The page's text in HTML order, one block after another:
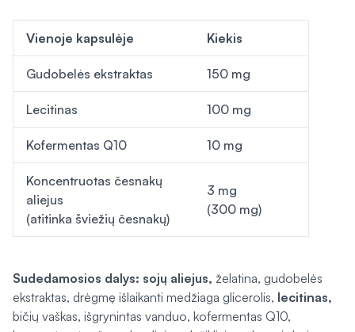
Vienoje kapsulėje Kiekis
Gudobelės ekstraktas 150 mg
Lecitinas 100 mg
Kofermentas Q10 10 mg
Koncentruotas česnakų
aliejus
(atitinka šviežių česnakų)
3 mg
(300 mg)
Sudedamosios dalys: sojų aliejus, želatina, gudobelės
ekstraktas, drėgmę išlaikanti medžiaga glicerolis, lecitinas,
bičių vaškas, išgrynintas vanduo, kofermentas Q10,